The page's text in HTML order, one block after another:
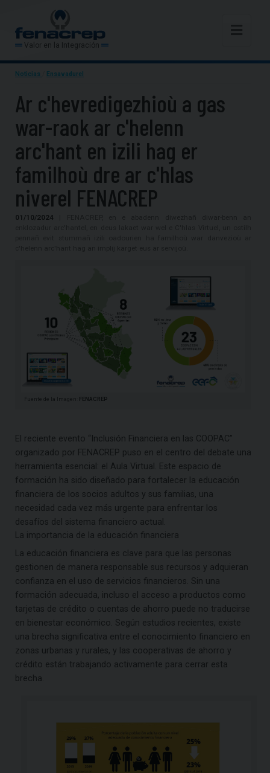
Valor en la Integración
Noticias Ensavadurel
Ar c'hevredigezhioù a gas
war-raok ar c'helenn
arc'hant en izili hag er
familhoù dre ar c'hlas
niverel FENACREP
01/10/2024
Fuente de la Imagen: FENACREP
El reciente evento “Inclusión Financiera en las COOPAC”
organizado por FENACREP puso en el centro del debate una
herramienta esencial: el Aula Virtual. Este espacio de
formación ha sido diseñado para fortalecer la educación
financiera de los socios adultos y sus familias, una
necesidad cada vez más urgente para enfrentar los
desafíos del sistema financiero actual.
La importancia de la educación financiera
La educación financiera es clave para que las personas
gestionen de manera responsable sus recursos y adquieran
confianza en el uso de servicios financieros. Sin una
formación adecuada, incluso el acceso a productos como
tarjetas de crédito o cuentas de ahorro puede no traducirse
en bienestar económico. Según estudios recientes, existe
una brecha significativa entre el conocimiento financiero en
zonas urbanas y rurales, y las cooperativas de ahorro y
crédito están trabajando activamente para cerrar esta
brecha.